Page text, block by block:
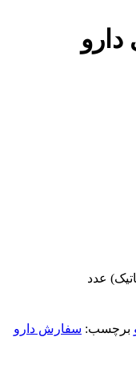
عدد
برچسب: سفارش دارو